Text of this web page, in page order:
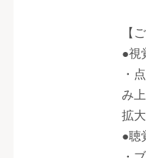
【
●視
・
み
拡
●聴